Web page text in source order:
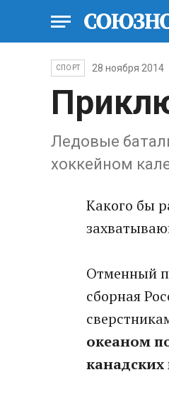
СПОРТ 28 ноября 2014
Ледовые
хоккейном
Какого бы
Отменный
сборная
океаном